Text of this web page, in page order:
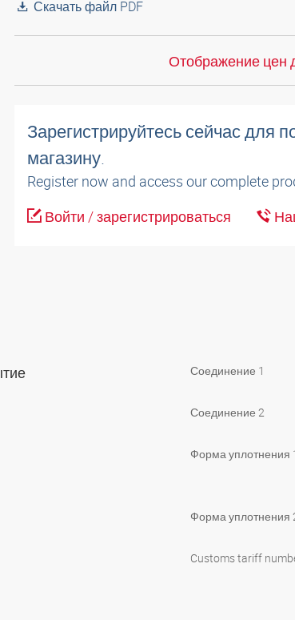
Скачать файл PDF
Отображение цен
Зарегистрируйтесь сейчас для
магазину.
Register now and access our complete
Войти / зарегистрироваться
Соединение 1
Соединение 2
Форма уплотнения
Форма уплотнения
Customs tariff